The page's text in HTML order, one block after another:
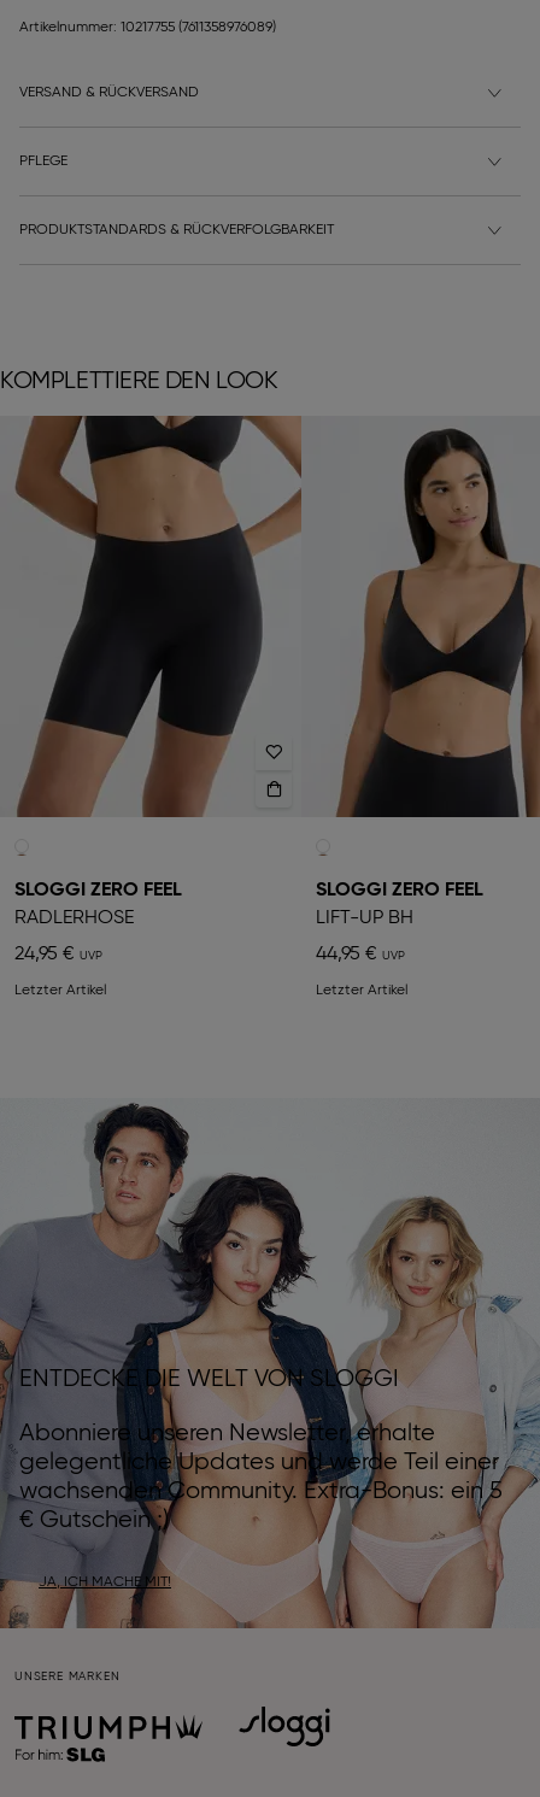
Artikelnummer: 10217755 (7611358976089)
VERSAND & RÜCKVERSAND
PFLEGE
PRODUKTSTANDARDS & RÜCKVERFOLGBARKEIT
KOMPLETTIERE DEN LOOK
SLOGGI ZERO FEEL
RADLERHOSE
24,95 €
Letzter Artikel
SLOGGI ZERO FEEL
LIFT-UP BH
44,95 €
Letzter Artikel
ENTDECKE DIE WELT VON SLOGGI
Abonniere unseren Newsletter, erhalte
gelegentliche Updates und werde Teil einer
wachsenden Community. Extra-Bonus: ein 5
€ Gutschein ;)
JA, ICH MACHE MIT!
UNSERE MARKEN